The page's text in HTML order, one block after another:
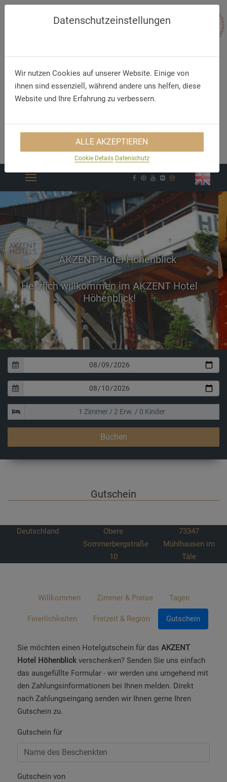
Telefon
+49 (73 35) 96 99 0 0
E-Mail
info@hotel-hoehenblick.de
AKZENT Hotel Höhenblick
Erholen Sie sich in
Previous Next
Buchen
Gutschein
Deutschland
Obere
Sommerbergstraße
10
73347
Mühlhausen im
Täle
Willkommen Zimmer & Preise Tagen
Feierlichkeiten Freizeit & Region Gutschein
Sie möchten einen Hotelgutschein für das AKZENT
Hotel Höhenblick verschenken? Senden Sie uns einfach
das ausgefüllte Formular - wir werden uns umgehend mit
den Zahlungsinformationen bei Ihnen melden. Direkt
nach Zahlungseingang senden wir Ihnen gerne Ihren
Gutschein zu.
Gutschein für
Gutschein von
Datenschutzeinstellungen
Wir nutzen Cookies auf unserer Website. Einige von
ihnen sind essenziell, während andere uns helfen, diese
Website und Ihre Erfahrung zu verbessern.
ALLE AKZEPTIEREN
Cookie Details Datenschutz